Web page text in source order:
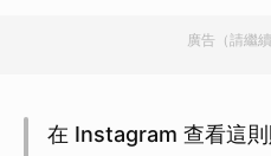
廣告（請繼
在 Instagram 查看這